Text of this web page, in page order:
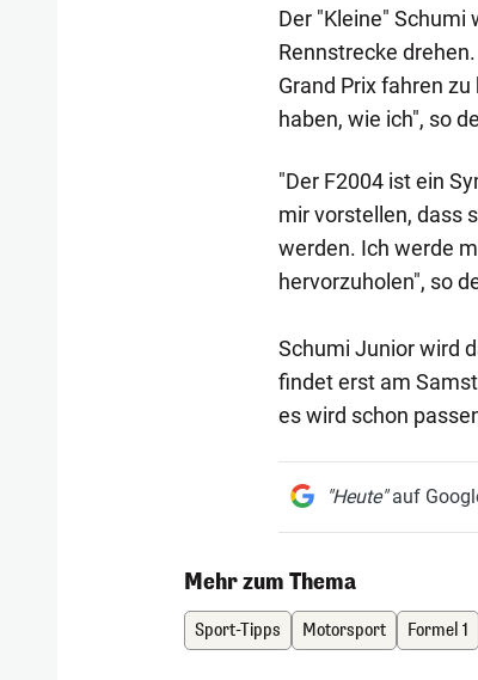
Der "Kleine"
Rennstrecke
Grand Prix fahren
haben, wie ich", so
"Der F2004 ist ein
mir vorstellen, dass
werden. Ich werde
hervorzuholen", so
Schumi Junior wird
findet erst am
es wird schon
"Heute"auf
Mehr zum Thema
Sport-Tipps Motorsport Formel 1